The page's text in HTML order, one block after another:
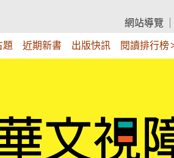
網站導覽
題 近期新書 出版快訊 閱讀排行榜